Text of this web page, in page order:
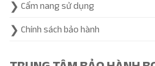
Cẩm nang sử dụng
Chính sách bảo hành